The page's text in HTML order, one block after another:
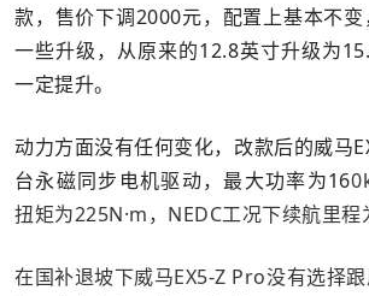
款，售价下调2000元，配置上基本不
一些升级，从原来的12.8英寸升级为
一定提升。
动力方面没有任何变化，改款后的威马
台永磁同步电机驱动，最大功率为16
扭矩为225N·m，NEDC工况下续航里程
在国补退坡下威马EX5-Z Pro没有选择